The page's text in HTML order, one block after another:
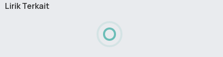
Lirik Terkait